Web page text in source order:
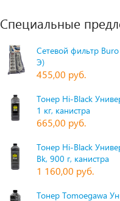
Специальные
Сетевой фильтр
Э)
455,00 руб.
Тонер Hi-Black
1 кг, канистра
665,00 руб.
Тонер Hi-Black
Bk, 900 г, канистра
1 160,00 руб.
Тонер Tomoegawa